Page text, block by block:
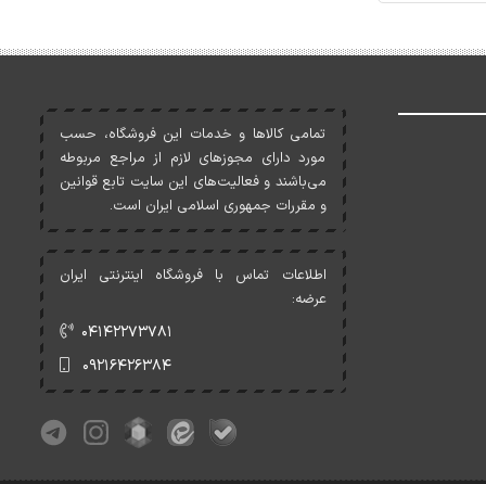
تمامی کالاها و خدمات اين فروشگاه، حسب
مورد دارای مجوزهای لازم از مراجع مربوطه
می‌باشند و فعاليت‌های اين سايت تابع قوانين
و مقررات جمهوری اسلامی ايران است.
اطلاعات تماس با فروشگاه اینترنتی ایران
عرضه:
۰۴۱۴۲۲۷۳۷۸۱
۰۹۲۱۶۴۲۶۳۸۴